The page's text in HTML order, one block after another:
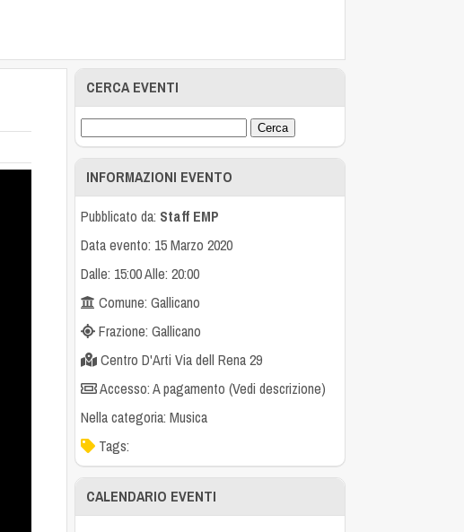
CERCA EVENTI
INFORMAZIONI EVENTO
Pubblicato da: Staff EMP
Data evento: 15 Marzo 2020
Dalle: 15:00 Alle: 20:00
Comune: Gallicano
Frazione: Gallicano
Centro D'Arti Via dell Rena 29
Accesso: A pagamento (Vedi descrizione)
Nella categoria:Musica
Tags:
CALENDARIO EVENTI